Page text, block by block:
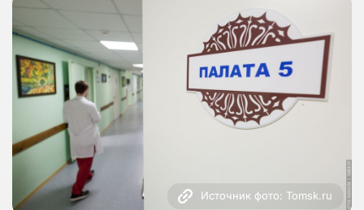
Источник фото: Tomsk.ru